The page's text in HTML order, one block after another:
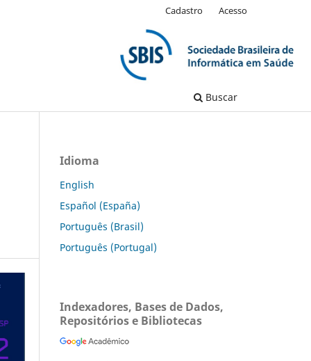
Buscar
Cadastro Acesso
Idioma
English
Español (España)
Português (Brasil)
Português (Portugal)
Indexadores, Bases de Dados,
Repositórios e Bibliotecas